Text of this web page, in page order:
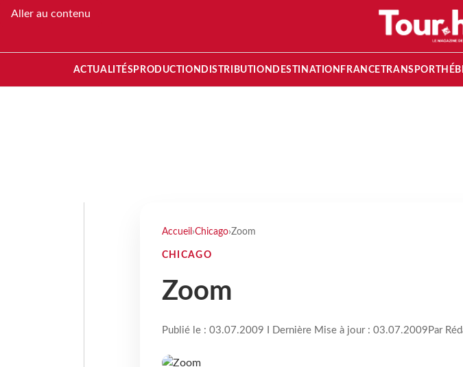
Aller au contenu
ACTUALITÉS PRODUCTION DISTRIBUTION DESTINATION FRANCETRANSPORT
Accueil ›Chicago›Zoom
CHICAGO
Zoom
Publié le : 03.07.2009 I Dernière Mise à jour : 03.07.2009 Par